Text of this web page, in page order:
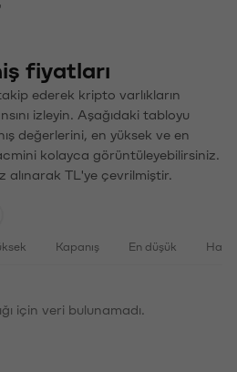
fiyatları
ederek kripto varlıkların
izleyin. Aşağıdaki tabloyu
değerlerini, en yüksek ve en
kolayca görüntüleyebilirsiniz.
alınarak TL'ye çevrilmiştir.
Kapanış En düşük
için veri bulunamadı.